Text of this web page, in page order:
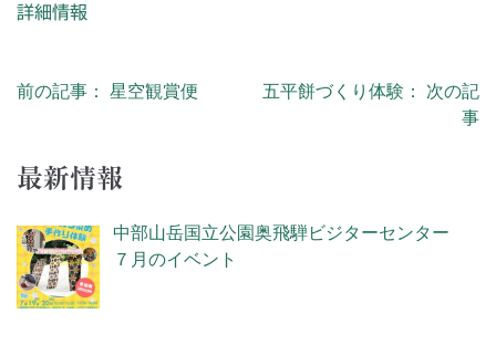
詳細情報
投稿ナビゲーション
前の記事： 星空観賞便
五平餅づくり体験： 次の記
事
最新情報
中部山岳国立公園奥飛騨ビジターセンター
７月のイベント